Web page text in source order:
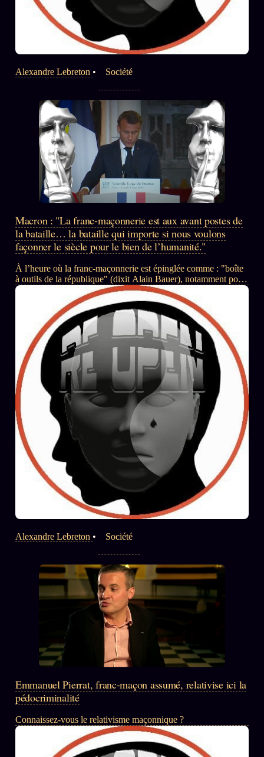
Alexandre Lebreton • Société
Macron : "La franc-maçonnerie est aux avant postes de
la bataille… la bataille qui importe si nous voulons
façonner le siècle pour le bien de l’humanité."
À l’heure où la franc-maçonnerie est épinglée comme : "boîte
à outils de la république" (dixit Alain Bauer), notamment pour
le projet morbide d’euthanasier le bon peuple souffrant.
Emmanuel Macron vient rendre visite aux francs-maçons de la
GLNF avec un discours mettant les points sur
Alexandre Lebreton • Société
Emmanuel Pierrat, franc-maçon assumé, relativise ici la
pédocriminalité
Connaissez-vous le relativisme maçonnique ?